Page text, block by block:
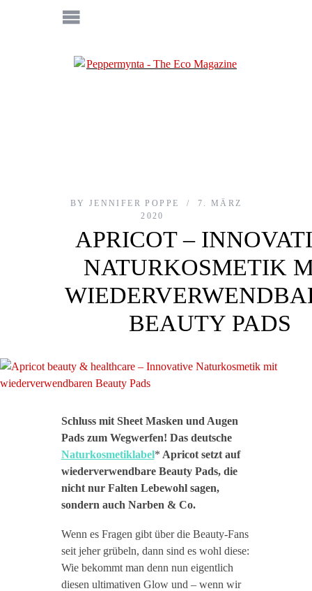
BY JENNIFER POPPE
7. MÄRZ
2020
APRICOT –
NATURKOSMETIK
BEAUTY PADS
Schluss mit Sheet Masken und Augen
Pads zum Wegwerfen! Das deutsche
Naturkosmetiklabel* Apricot setzt auf
wiederverwendbare Beauty Pads, die
nicht nur Falten Lebewohl sagen,
sondern auch Narben & Co.
Wenn es Fragen gibt über die Beauty-Fans
seit jeher grübeln, dann sind es wohl diese:
Wie bekommt man denn nun eigentlich
diesen ultimativen Glow und – wenn wir